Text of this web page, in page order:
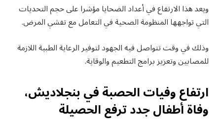
ويعد هذا الارتفاع في أعداد الضحايا مؤشرا على حجم التحديات
التي تواجهها المنظومة الصحية في التعامل مع تفشي المرض.
وذلك في وقت تتواصل فيه الجهود لتوفير الرعاية الطبية اللازمة
للمصابين وتعزيز برامج التطعيم والوقاية.
ارتفاع وفيات الحصبة في بنجلاديش،
وفاة أطفال جدد ترفع الحصيلة